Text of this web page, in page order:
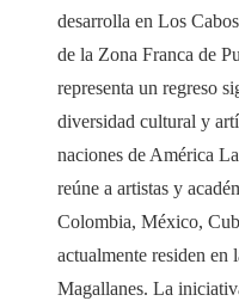
desarrolla en Los
de la Zona Franca de
representa un regreso
diversidad cultural y
naciones de América
reúne a artistas y
Colombia, México,
actualmente residen en
Magallanes. La